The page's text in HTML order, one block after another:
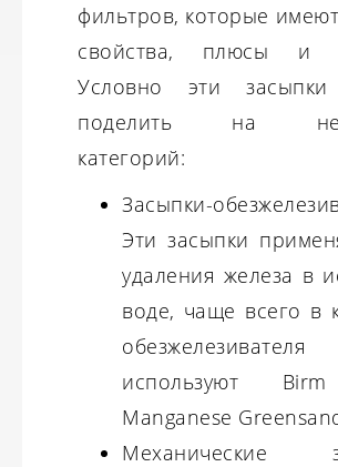
фильтров, которые
свойства, плюсы и
Условно эти
поделить на
категорий:
Засыпки-
Эти засыпки
удаления железа в
воде, чаще всего в
обезжелезивателя
используют
Manganese
Механические